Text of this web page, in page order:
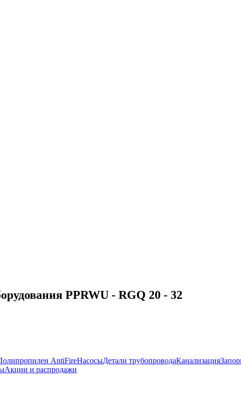
PPRWU - RGQ 20 - 32
AntiFireНасосыДетали трубопроводаКанализация
Акции и распродажи